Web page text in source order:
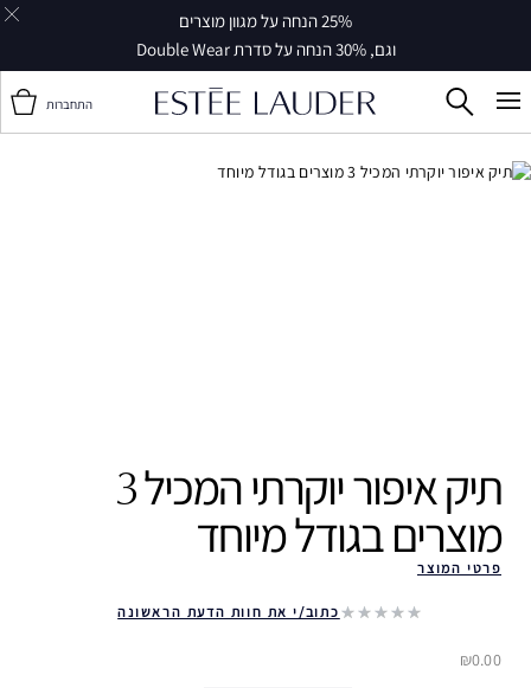
25% הנחה על מגוון מוצרים
וגם, 30% הנחה על סדרת Double Wear
התחברות
תיק איפור יוקרתי המכיל 3
מוצרים בגודל מיוחד ‎
פרטי המוצר
כתוב/י את חוות הדעת הראשונה
₪0.00